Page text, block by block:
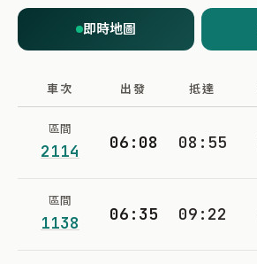
即時地圖
車次 出發 抵達
區間
2114 06:08 08:55
區間
1138 06:35 09:22